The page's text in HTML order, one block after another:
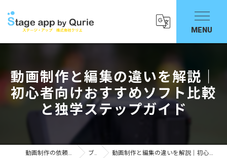
動画制作と編集の違いを解説｜
初心者向けおすすめソフト比較
と独学ステップガイド
動画制作の依頼ならStage app by Qurie ブログ 動画制作と編集の違いを解説｜初心者向けおすすめソフト比較と独学ステップガイド